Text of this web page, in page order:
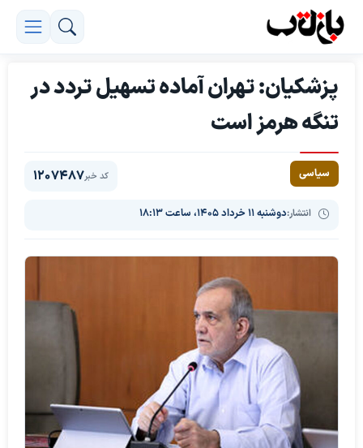
پزشکیان: تهران آماده تسهیل تردد در
تنگه هرمز است
سیاسی
انتشار:دوشنبه ۱۱ خرداد ۱۴۰۵، ساعت ۱۸:۱۳
کد خبر1207487